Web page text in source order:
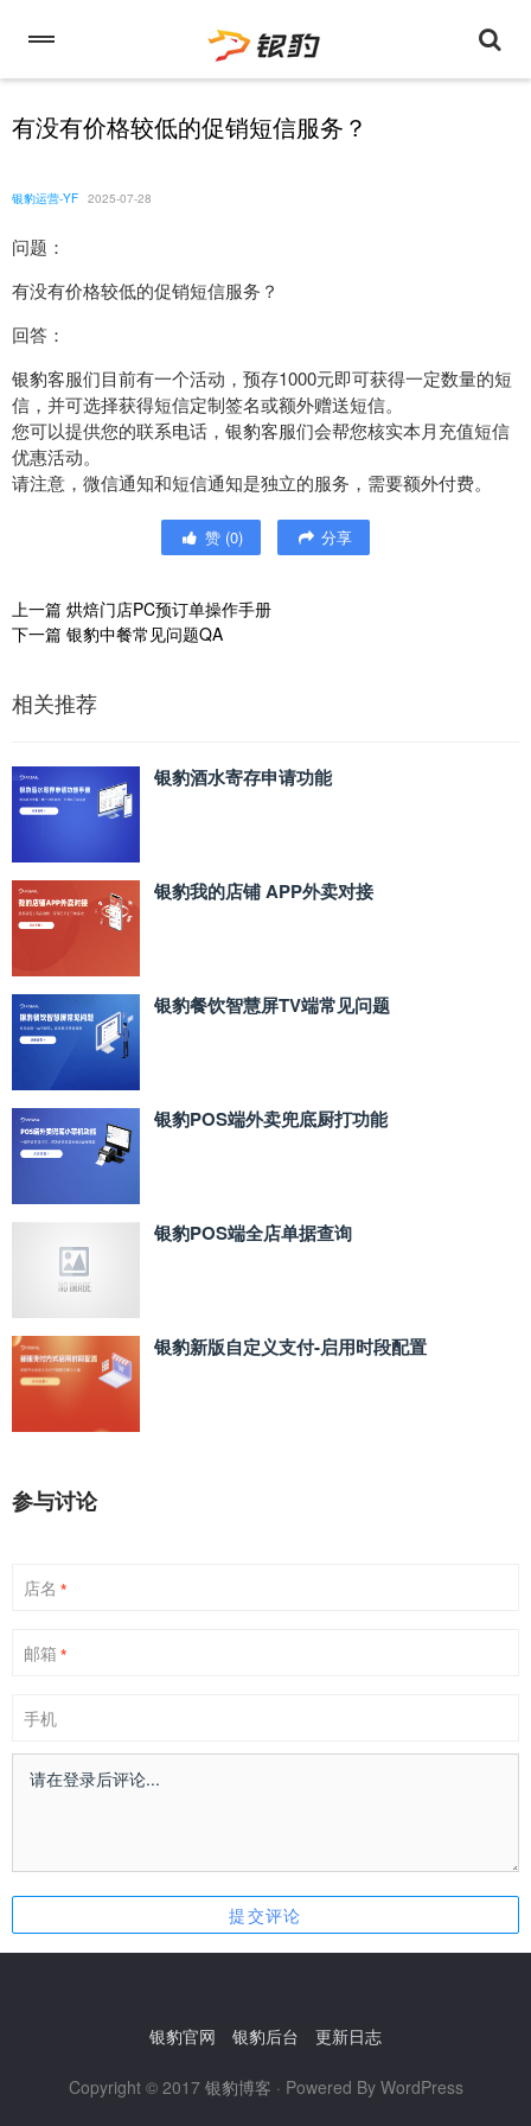
有没有价格较低的促销短信服务？
银豹运营-YF 2025-07-28
问题：
有没有价格较低的促销短信服务？
回答：
银豹客服们目前有一个活动，预存1000元即可获得一定数量的短
信，并可选择获得短信定制签名或额外赠送短信。
您可以提供您的联系电话，银豹客服们会帮您核实本月充值短信
优惠活动。
请注意，微信通知和短信通知是独立的服务，需要额外付费。
赞 (0) 分享
上一篇 烘焙门店PC预订单操作手册
下一篇 银豹中餐常见问题QA
相关推荐
银豹酒水寄存申请功能
银豹我的店铺 APP外卖对接
银豹餐饮智慧屏TV端常见问题
银豹POS端外卖兜底厨打功能
银豹POS端全店单据查询
银豹新版自定义支付‑启用时段配置
参与讨论
店名 *
邮箱 *
手机
银豹官网 银豹后台 更新日志
Copyright © 2017 银豹博客 · Powered By WordPress